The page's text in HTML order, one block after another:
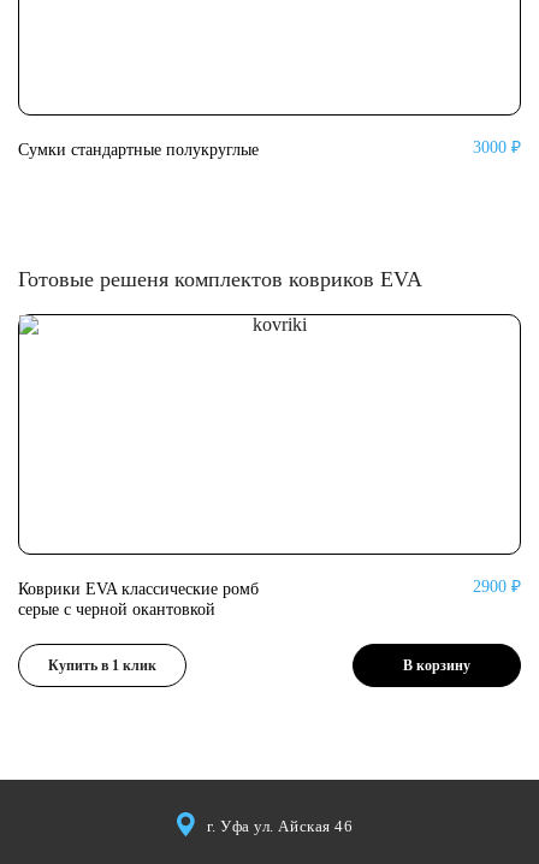
Сумки стандартные полукруглые 3000 ₽
Готовые решеня комплектов ковриков EVA
Коврики EVA классические ромб
серые с черной окантовкой
2900 ₽
Купить в 1 клик В корзину
г. Уфа ул. Айская 46